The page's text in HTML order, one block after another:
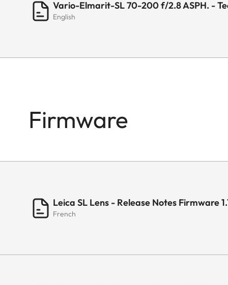
Longueur
Poids
Vario-Elmarit-SL 70-200 f/2.8 ASPH. -
English
Firmware
Leica SL Lens - Release Notes Firmware
French